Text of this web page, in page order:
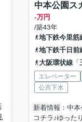
中本公園ス
-万円
/築43年
地下鉄今里筋
地下鉄千日前
大阪環状線「
エレベーター
公共下水
新着情報：中
コチラ♪ゆった